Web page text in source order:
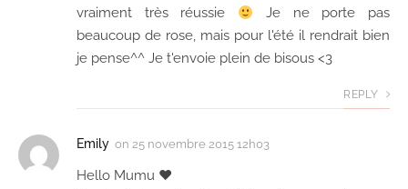
vraiment très réussie
Je ne porte pas
beaucoup de rose, mais pour l'été il rendrait bien
je pense^^ Je t'envoie plein de bisous <3
REPLY
Emily on 25 novembre 2015 12h03
Hello Mumu ♥